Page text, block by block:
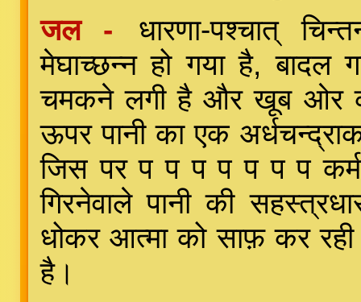
जल -
धारणा-पश्चात्
मेघाच्छन्न हो गया है, बादल
चमकने लगी है और खूब ओर
ऊपर पानी का एक
जिस पर प प प प प प प
गिरनेवाले पानी की
धोकर आत्मा को साफ़ कर
है।